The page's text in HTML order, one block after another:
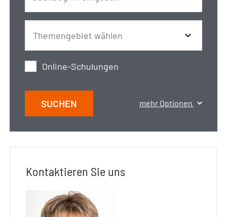
Online-Schulungen
SUCHEN mehr Optionen
Kontaktieren Sie uns